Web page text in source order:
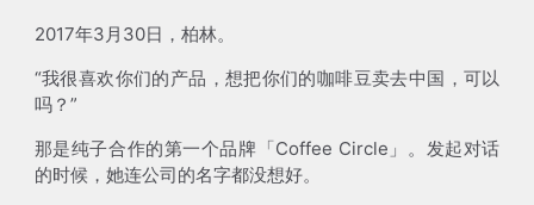
2017年3月30日，柏林。
“我很喜欢你们的产品，想把你们的咖啡豆卖去中国，可以
吗？”
那是纯子合作的第一个品牌「Coffee Circle」。发起对话
的时候，她连公司的名字都没想好。